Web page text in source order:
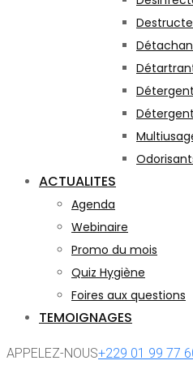
ACTUALITES
Agenda
Webinaire
Promo du mois
Quiz Hygiène
Foires aux questions
TEMOIGNAGES
APPELEZ-NOUS+229 01 99 77